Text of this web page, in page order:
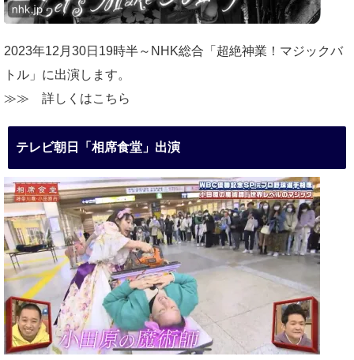
2023年12月30日19時半～NHK総合「超絶神業！マジックバ
トル」に出演します。
≫≫ 詳しくはこちら
テレビ朝日「相席食堂」出演